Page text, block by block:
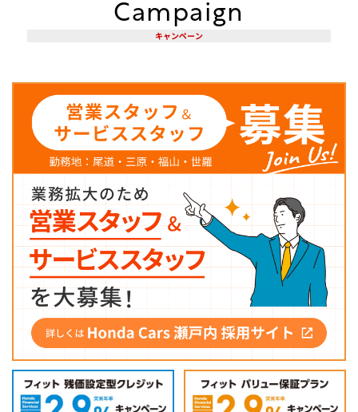
Campaign
キャンペーン